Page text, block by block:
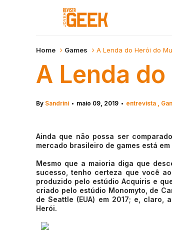
Home Games A Lenda do Herói do
A Lenda
By Sandrini • maio 09, 2019 • entrevista
Ainda que não possa ser
mercado brasileiro de games está
Mesmo que a maioria diga que
sucesso, tenho certeza que você
produzido pelo estúdio Acquiris e
criado pelo estúdio Monomyto, de
de Seattle (EUA) em 2017; e,
Herói.